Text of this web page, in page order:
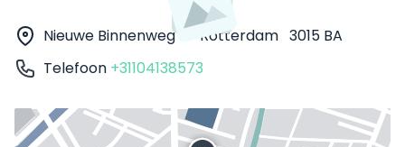
Nieuwe Binnenweg 4 Rotterdam 3015 BA
Telefoon +31104138573